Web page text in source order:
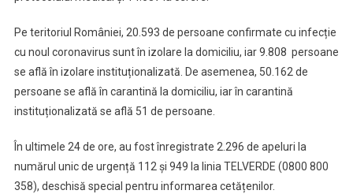
Pe teritoriul României, 20.593 de persoane confirmate cu infecție
cu noul coronavirus sunt în izolare la domiciliu, iar 9.808 persoane
se află în izolare instituționalizată. De asemenea, 50.162 de
persoane se află în carantină la domiciliu, iar în carantină
instituționalizată se află 51 de persoane.
În ultimele 24 de ore, au fost înregistrate 2.296 de apeluri la
numărul unic de urgență 112 și 949 la linia TELVERDE (0800 800
358), deschisă special pentru informarea cetățenilor.